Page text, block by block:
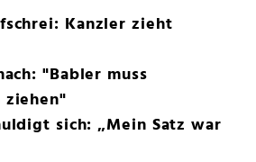
Kanzler zieht
"Babler muss
ziehen"
sich: „Mein Satz war